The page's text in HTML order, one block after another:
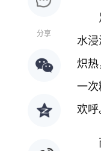
分享
水
炽
一
欢呼